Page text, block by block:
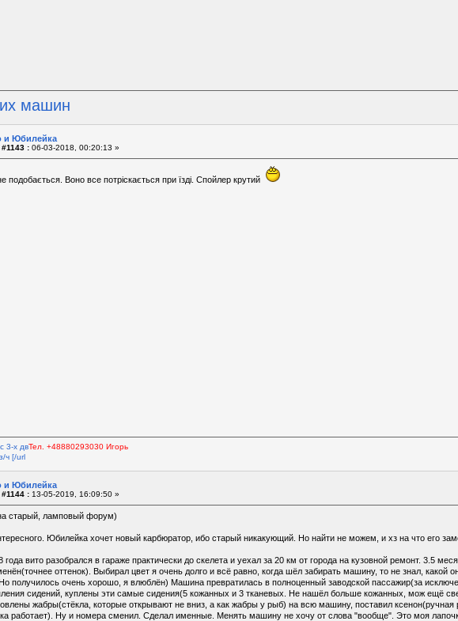
машин
и Юбилейка
:06-03-2018, 00:20:13 »
подобається. Воно все потріскається при їзді. Спойлер крутий
3-х двТел. +48880293030 Игорь
ч [/url
и Юбилейка
:13-05-2019, 16:09:50 »
старый, ламповый форум)
Юбилейка хочет новый карбюратор, ибо старый никакующий. Но найти не можем, и хз на что его
года вито разобрался в гараже практически до скелета и уехал за 20 км от города на кузовной ремонт. 3.5
оттенок). Выбирал цвет я очень долго и всё равно, когда шёл забирать машину, то не знал, какой
получилось очень хорошо, я влюблён) Машина превратилась в полноценный заводской пассажир(за
сидений, куплены эти самые сидения(5 кожанных и 3 тканевых. Не нашёл больше кожанных, мож ещё
жабры(стёкла, которые открывают не вниз, а как жабры у рыб) на всю машину, поставил ксенон(ручная
работает). Ну и номера сменил. Сделал именные. Менять машину не хочу от слова "вообще". Это моя